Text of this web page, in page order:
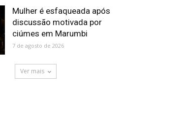
Mulher é esfaqueada após
discussão motivada por
ciúmes em Marumbi
7 de agosto de 2026
Ver mais